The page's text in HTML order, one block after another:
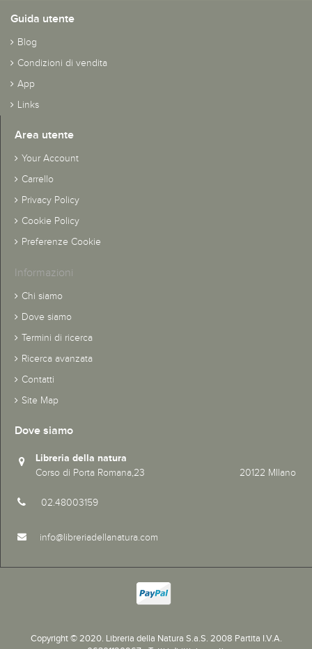
Guida utente
Blog
Condizioni di vendita
App
Links
Area utente
Your Account
Carrello
Privacy Policy
Cookie Policy
Preferenze Cookie
Informazioni
Chi siamo
Dove siamo
Termini di ricerca
Ricerca avanzata
Contatti
Site Map
Dove siamo
Libreria della natura
Corso di Porta Romana,23 20122 MIlano
02.48003159
info@libreriadellanatura.com
Copyright © 2020. Libreria della Natura S.a.S. 2008 Partita I.V.A.